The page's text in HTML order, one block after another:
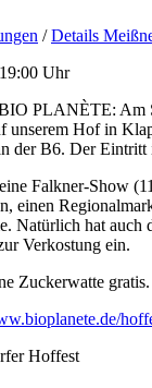
/ Details
Uhr
PLANÈTE: Am
unserem Hof in
der B6. Der Eintritt
Falkner-Show
einen
Natürlich hat auch
Verkostung ein.
Zuckerwatte gratis.